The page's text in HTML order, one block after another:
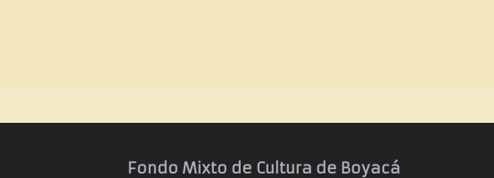
Fondo Mixto de Cultura de Boyacá